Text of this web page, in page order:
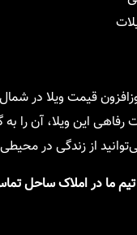
قیمت ویلا در
این ویلا، آن را
از زندگی در
ما در املاک ساحل